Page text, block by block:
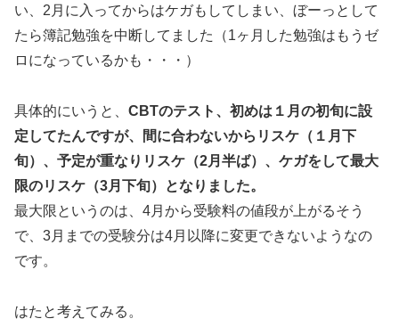
い、2月に入ってからはケガもしてしまい、ぼーっとして
たら簿記勉強を中断してました（1ヶ月した勉強はもうゼ
ロになっているかも・・・）
具体的にいうと、 CBTのテスト、初めは１月の初旬に設
定してたんですが、間に合わないからリスケ（１月下
旬）、予定が重なりリスケ（2月半ば）、ケガをして最大
限のリスケ（3月下旬）となりました。
最大限というのは、4月から受験料の値段が上がるそう
で、3月までの受験分は4月以降に変更できないようなの
です。
はたと考えてみる。